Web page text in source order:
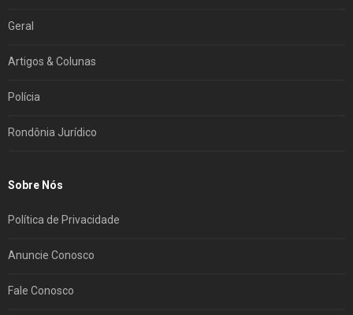
Geral
Artigos & Colunas
Polícia
Rondônia Jurídico
Sobre Nós
Política de Privacidade
Anuncie Conosco
Fale Conosco